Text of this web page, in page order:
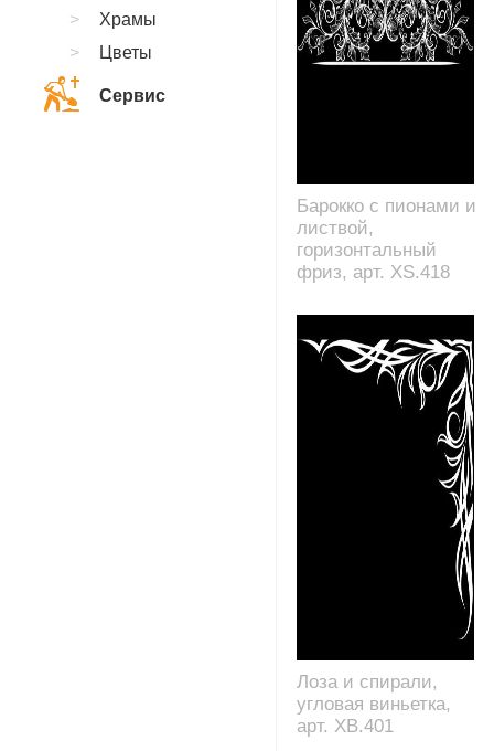
Барокко с пионами и
листвой,
горизонтальный
фриз, арт. XS.418
Лоза и спирали,
угловая виньетка,
арт. XB.401
Храмы
Цветы
Сервис